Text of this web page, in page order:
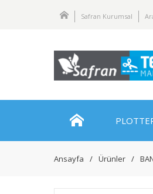
Safran Kurumsal
Ansayfa Ürünler